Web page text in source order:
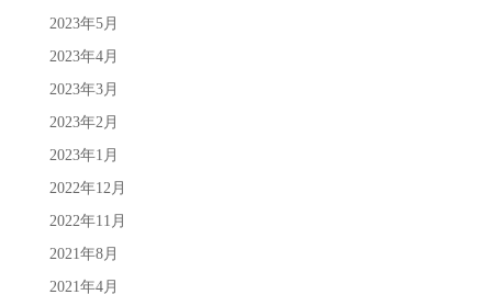
2023年5月
2023年4月
2023年3月
2023年2月
2023年1月
2022年12月
2022年11月
2021年8月
2021年4月